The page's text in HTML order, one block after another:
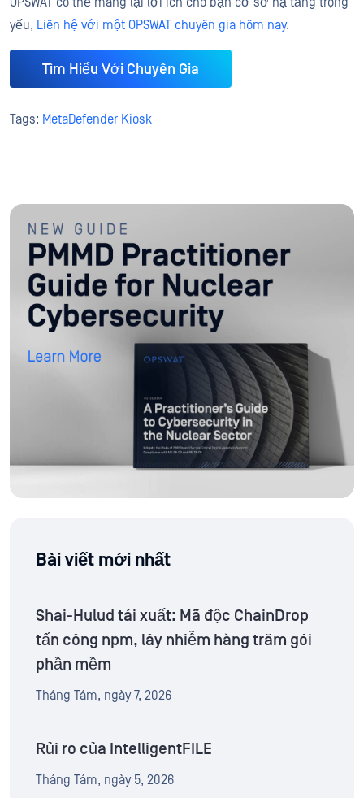
yếu, Liên hệ với một OPSWAT chuyên gia hôm nay.
Tìm Hiểu Với Chuyên Gia
Tags: MetaDefender Kiosk
Bài viết mới nhất
Shai-Hulud tái xuất: Mã độc ChainDrop
tấn công npm, lây nhiễm hàng trăm gói
phần mềm
Tháng Tám, ngày 7, 2026
Rủi ro của IntelligentFILE
Tháng Tám, ngày 5, 2026